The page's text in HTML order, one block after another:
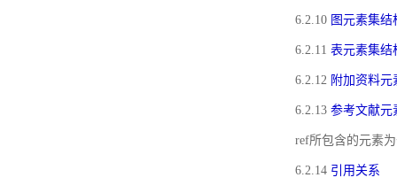
6.2.10 图元素集结
6.2.11 表元素集结
6.2.12 附加资料元
6.2.13 参考文献元
ref所包含的元素
6.2.14 引用关系